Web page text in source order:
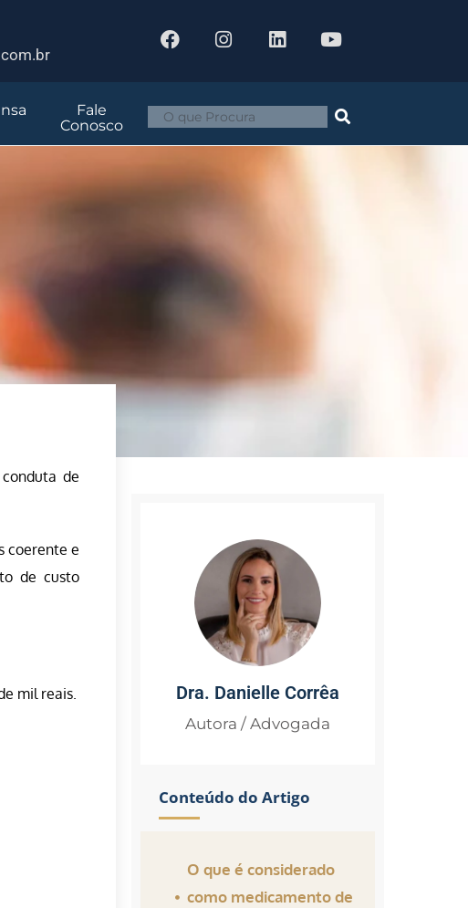
Fale
Conosco
de
coerente e
de custo
mil reais. Dra. Danielle Corrêa
Autora / Advogada
Conteúdo do Artigo
O que é considerado
como medicamento de